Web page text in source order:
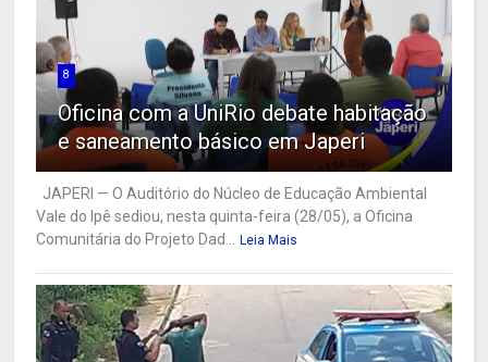
8
Oficina com a UniRio debate habitação
e saneamento básico em Japeri
JAPERI — O Auditório do Núcleo de Educação Ambiental
Vale do Ipê sediou, nesta quinta-feira (28/05), a Oficina
Comunitária do Projeto Dad...
Leia Mais